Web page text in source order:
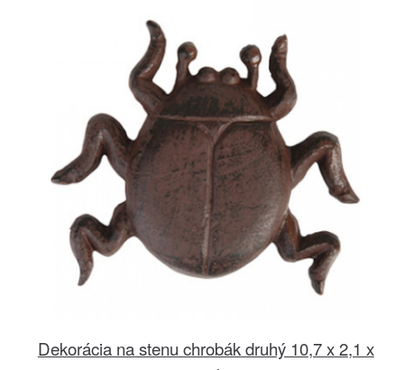
Dekorácia na stenu chrobák druhý 10,7 x 2,1 x